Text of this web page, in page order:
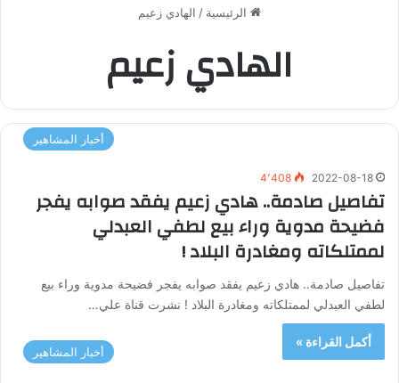
الرئيسية / الهادي زعيم
الهادي زعيم
أخبار المشاهير
2022-08-18 4٬408
تفاصيل صادمة.. هادي زعيم يفقد صوابه يفجر
فضيحة مدوية وراء بيع لطفي العبدلي
لممتلكاته ومغادرة البلاد !
تفاصيل صادمة.. هادي زعيم يفقد صوابه يفجر فضيحة مدوية وراء بيع
لطفي العبدلي لممتلكاته ومغادرة البلاد ! نشرت قناة علي…
أكمل القراءة »
أخبار المشاهير